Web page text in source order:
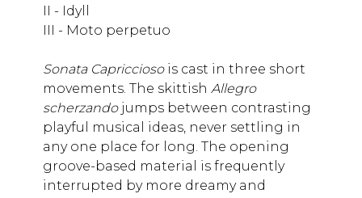
II - Idyll
III - Moto perpetuo
Sonata Capriccioso is cast in three short
movements. The skittish Allegro
scherzandojumps between contrasting
playful musical ideas, never settling in
any one place for long. The opening
groove-based material is frequently
interrupted by more dreamy and